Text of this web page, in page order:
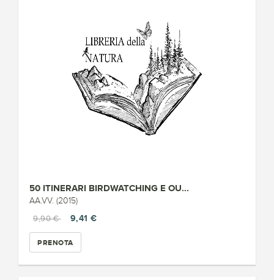
50 ITINERARI BIRDWATCHING E OU...
AA.VV. (2015)
9,90 €
9,41 €
PRENOTA